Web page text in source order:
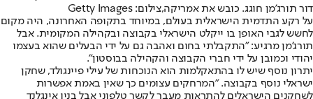
דור תורג'מן חוגג. כובש את אמריקה,צילום: Getty Images
על רקע התדמית הישראלית בעולם, במיוחד בתקופה האחרונה, היה מקום
לחשש לגבי האופן בו ייקלט הישראלי בקבוצה ובקהילה המקומית. אבל
תורג'מן מרגיע: "התקבלתי בחום ואהבה גם על ידי הבעלים שהוא בעצמו
יהודי וכמובן על ידי חברי הקבוצה והקהילה בבוסטון".
יתרון נוסף שיש לו בהתאקלמות הוא הנוכחות של עילי פיינגולד, שחקן
ישראלי נוסף בקבוצה. "המרחקים עצומים כך שאין באמת אפשרות
לשחקנים הישראלים להתראות מעבר לקשר טלפוני אבל בניו אינגלנד